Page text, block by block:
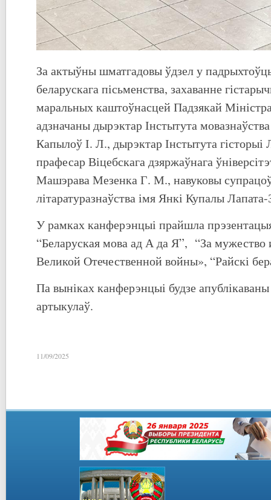
За актыўны шматгадовы ўдзел у
беларускага пісьменства, захаванне
маральных каштоўнасцей Падзякай
адзначаны дырэктар Інстытута
Капылоў І. Л., дырэктар Інстытута гісторыі
прафесар Віцебскага дзяржаўнага
Машэрава Мезенка Г. М., навуковы
літаратуразнаўства імя Янкі Купалы
У рамках канферэнцыі прайшла
“Беларуская мова ад А да Я”, “За мужество
Великой Отечественной войны», “Райскі
Па выніках канферэнцыі будзе
артыкулаў.
11/09/2025